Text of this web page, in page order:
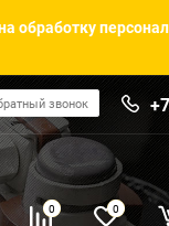
обработку
звонок
0 0